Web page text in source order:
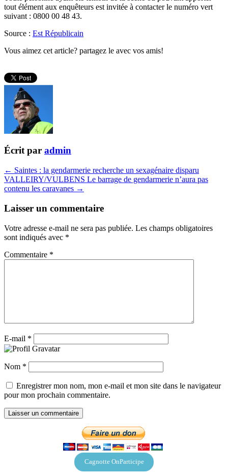
tout élément aux enquêteurs est invitée à contacter le numéro vert
suivant : 0800 00 48 43.
Source : Est Républicain
Vous aimez cet article? partagez le avec vos amis!
Écrit par admin
← Saintes : la gendarmerie recherche un sexagénaire disparu
VALLEIRY/VULBENS Le barrage de gendarmerie n’aura pas
contenu les caravanes →
Laisser un commentaire
Votre adresse e-mail ne sera pas publiée. Les champs obligatoires
sont indiqués avec *
Commentaire *
E-mail *
Nom *
Enregistrer mon nom, mon e-mail et mon site dans le navigateur
pour mon prochain commentaire.
Cagnotte OnParticipe